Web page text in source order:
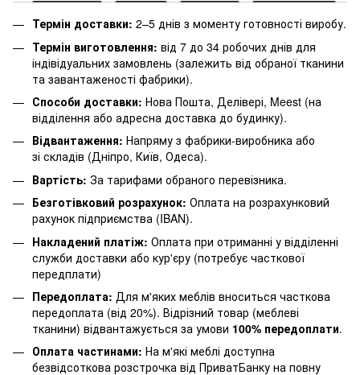
Термін доставки: 2–5 днів з моменту готовності виробу.
Термін виготовлення: від 7 до 34 робочих днів для
індівідуальних замовлень (залежить від обраної тканини
та завантаженості фабрики).
Способи доставки: Нова Пошта, Делівері, Meest (на
відділення або адресна доставка до будинку).
Відвантаження: Напряму з фабрики-виробника або
зі складів (Дніпро, Київ, Одеса).
Вартість: За тарифами обраного перевізника.
Безготівковий розрахунок: Оплата на розрахунковий
рахунок підприємства (IBAN).
Накладений платіж: Оплата при отриманні у відділенні
служби доставки або кур'єру (потребує часткової
передплати)
Передоплата: Для м'яких меблів вноситься часткова
передоплата (від 20%). Відрізний товар (меблеві
тканини) відвантажується за умови 100% передоплати.
Оплата частинами: На м'які меблі доступна
безвідсоткова розстрочка від ПриватБанку на повну